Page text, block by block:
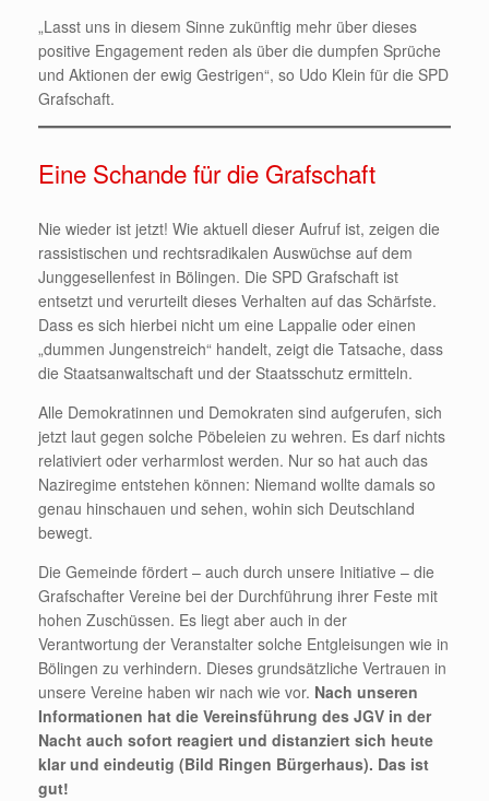
„Lasst uns in diesem Sinne zukünftig mehr über dieses
positive Engagement reden als über die dumpfen Sprüche
und Aktionen der ewig Gestrigen“, so Udo Klein für die SPD
Grafschaft.
Eine Schande für die Grafschaft
Nie wieder ist jetzt! Wie aktuell dieser Aufruf ist, zeigen die
rassistischen und rechtsradikalen Auswüchse auf dem
Junggesellenfest in Bölingen. Die SPD Grafschaft ist
entsetzt und verurteilt dieses Verhalten auf das Schärfste.
Dass es sich hierbei nicht um eine Lappalie oder einen
„dummen Jungenstreich“ handelt, zeigt die Tatsache, dass
die Staatsanwaltschaft und der Staatsschutz ermitteln.
Alle Demokratinnen und Demokraten sind aufgerufen, sich
jetzt laut gegen solche Pöbeleien zu wehren. Es darf nichts
relativiert oder verharmlost werden. Nur so hat auch das
Naziregime entstehen können: Niemand wollte damals so
genau hinschauen und sehen, wohin sich Deutschland
bewegt.
Die Gemeinde fördert – auch durch unsere Initiative – die
Grafschafter Vereine bei der Durchführung ihrer Feste mit
hohen Zuschüssen. Es liegt aber auch in der
Verantwortung der Veranstalter solche Entgleisungen wie in
Bölingen zu verhindern. Dieses grundsätzliche Vertrauen in
unsere Vereine haben wir nach wie vor. Nach unseren
Informationen hat die Vereinsführung des JGV in der
Nacht auch sofort reagiert und distanziert sich heute
klar und eindeutig (Bild Ringen Bürgerhaus). Das ist
gut!